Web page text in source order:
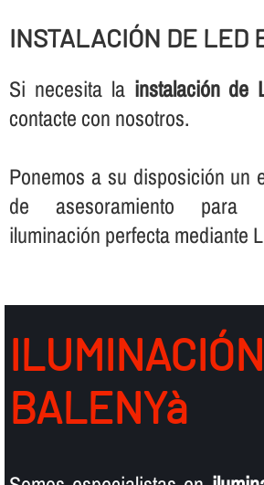
INSTALACIÓN DE LED
Si necesita la instalación de
contacte con nosotros.
Ponemos a su disposición un
de asesoramiento para
iluminación perfecta mediante
BALENYà